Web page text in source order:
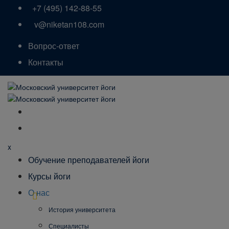
+7 (495) 142-88-55
v@niketan108.com
Вопрос-ответ
Контакты
x
Обучение преподавателей йоги
Курсы йоги
О нас
История университета
Специалисты